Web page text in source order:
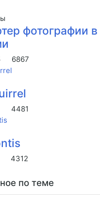
фотографии
6867
4481
4312
по теме